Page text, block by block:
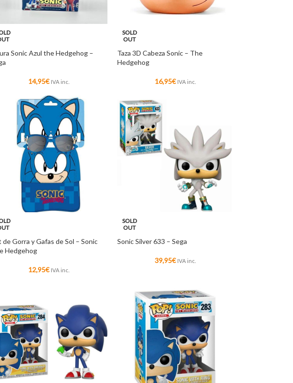
Sonic Azul the Hedgehog –
14,95€ IVA inc.
SOLD
OUT
Taza 3D Cabeza Sonic – The
Hedgehog
16,95€ IVA inc.
de Gorra y Gafas de Sol – Sonic
Hedgehog
12,95€ IVA inc.
SOLD
OUT
Sonic Silver 633 – Sega
39,95€ IVA inc.